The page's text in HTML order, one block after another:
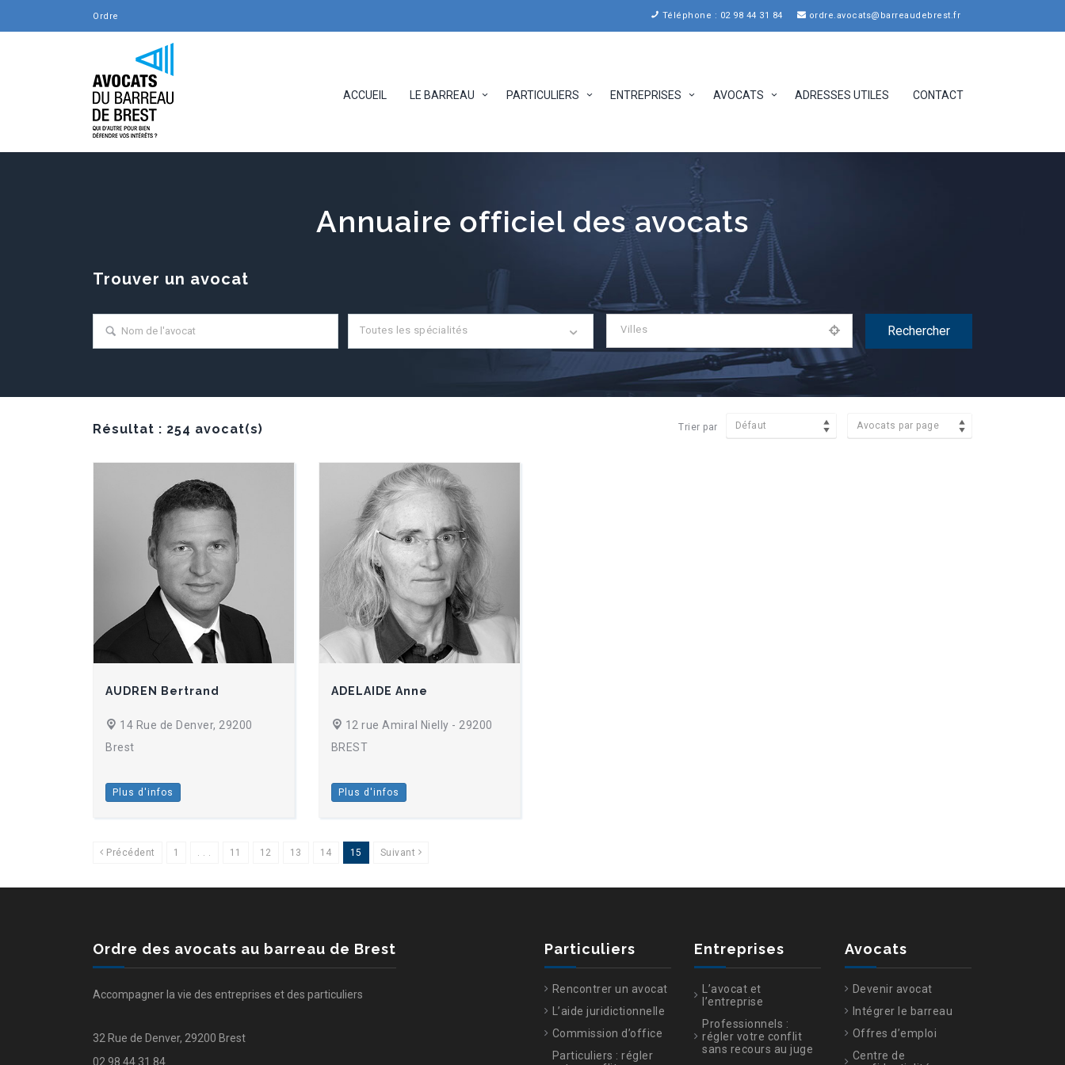
Ordre des Avo
_
Téléphone : 02 98 44 31 84 ordre.avocats@barreaudebrest.fr
ACCUEIL LE BARREAU PARTICULIERS ENTREPRISES AVOCATS ADRESSES UTILES CONTACT
Annuaire officiel des avocats
Trouver un avocat
Toutes les spécialités Villes
Résultat : 254 avocat(s) Trier par Défaut Avocats par page
AUDREN Bertrand
14 Rue de Denver, 29200
Brest
Plus d'infos
ADELAIDE Anne
12 rue Amiral Nielly - 29200
BREST
Plus d'infos
Précédent 1 . . . 11 12 13 14 15 Suivant
Ordre des avocats au barreau de Brest
Accompagner la vie des entreprises et des particuliers
32 Rue de Denver, 29200 Brest
02 98 44 31 84
Particuliers
Rencontrer un avocat
L’aide juridictionnelle
Commission d’office
Particuliers : régler
Entreprises
L’avocat et
l’entreprise
Professionnels :
régler votre conflit
sans recours au juge
Avocats
Devenir avocat
Intégrer le barreau
Offres d’emploi
Centre de